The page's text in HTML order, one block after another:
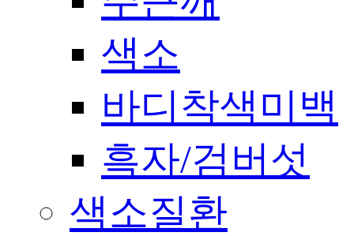
색소
바디착색미백
흑자/검버섯
색소질환